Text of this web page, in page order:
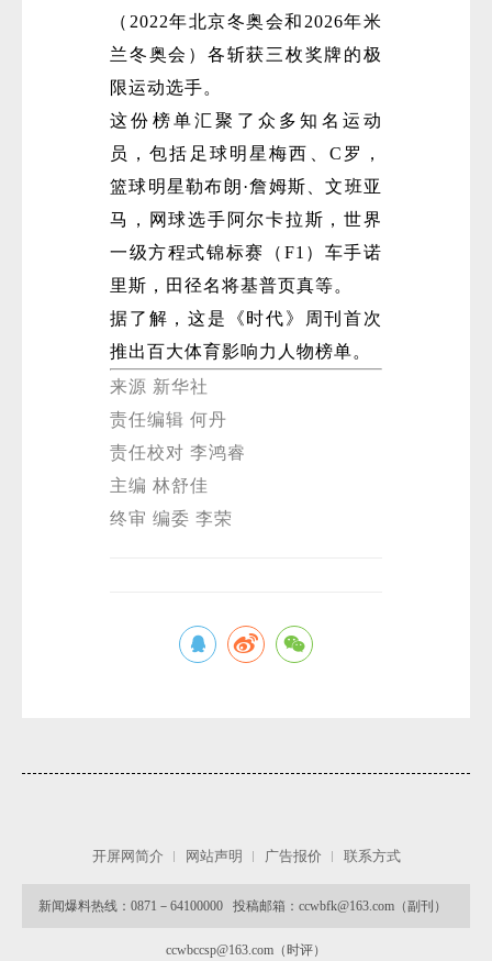
（2022年北京冬奥会和2026年米
兰冬奥会）各斩获三枚奖牌的极
限运动选手。
这份榜单汇聚了众多知名运动
员，包括足球明星梅西、C罗，
篮球明星勒布朗·詹姆斯、文班亚
马，网球选手阿尔卡拉斯，世界
一级方程式锦标赛（F1）车手诺
里斯，田径名将基普页真等。
据了解，这是《时代》周刊首次
推出百大体育影响力人物榜单。
来源 新华社
责任编辑 何丹
责任校对 李鸿睿
主编 林舒佳
终审 编委 李荣
开屏网简介 网站声明 广告报价 联系方式
新闻爆料热线：0871－64100000 投稿邮箱：ccwbfk@163.com（副刊）
ccwbccsp@163.com（时评）